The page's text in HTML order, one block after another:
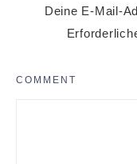
Deine E-Mail-
COMMENT